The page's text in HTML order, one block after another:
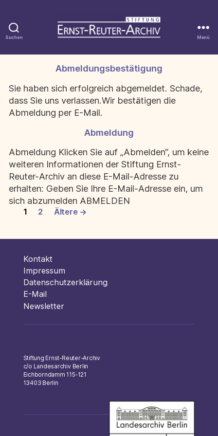
Suchen
Ernst-
Reuter-
Archiv
Menü
Kategorien
Abmeldungsbestätigung
Sie haben sich erfolgreich abgemeldet. Schade,
dass Sie uns verlassen.Wir bestätigen die
Abmeldung per E-Mail.
Kategorien
Abmeldung
Abmeldung Klicken Sie auf „Abmelden“, um keine
weiteren Informationen der Stiftung Ernst-
Reuter-Archiv an diese E-Mail-Adresse zu
erhalten: Geben Sie Ihre E-Mail-Adresse ein, um
sich abzumelden ABMELDEN
Seitennummerierung
Beiträge
1 2 Ältere →
Kontakt
Impressum
Datenschutzerklärung
E-Mail
Newsletter
Stiftung Ernst-Reuter-Archiv
c/o Landesarchiv Berlin
Eichborndamm 115-121
13403 Berlin